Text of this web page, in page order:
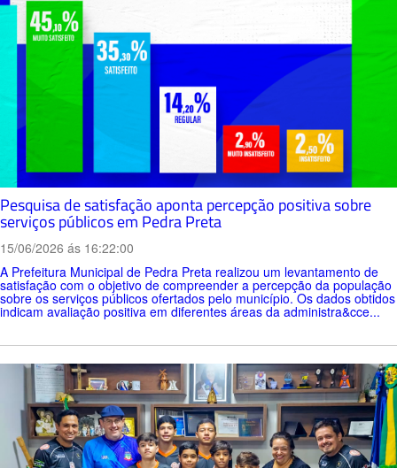
Pesquisa de satisfação aponta percepção positiva sobre
serviços públicos em Pedra Preta
15/06/2026 ás 16:22:00
A Prefeitura Municipal de Pedra Preta realizou um levantamento de
satisfação com o objetivo de compreender a percepção da população
sobre os serviços públicos ofertados pelo município. Os dados obtidos
indicam avaliação positiva em diferentes áreas da administra&cce...